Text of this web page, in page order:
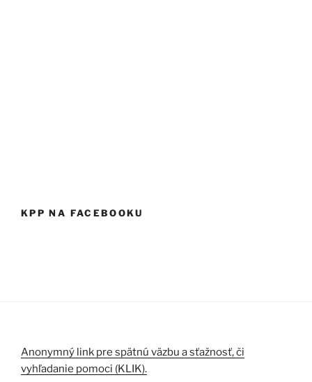
KPP NA FACEBOOKU
Anonymný link pre spätnú väzbu a sťažnosť, či
vyhľadanie pomoci (KLIK).